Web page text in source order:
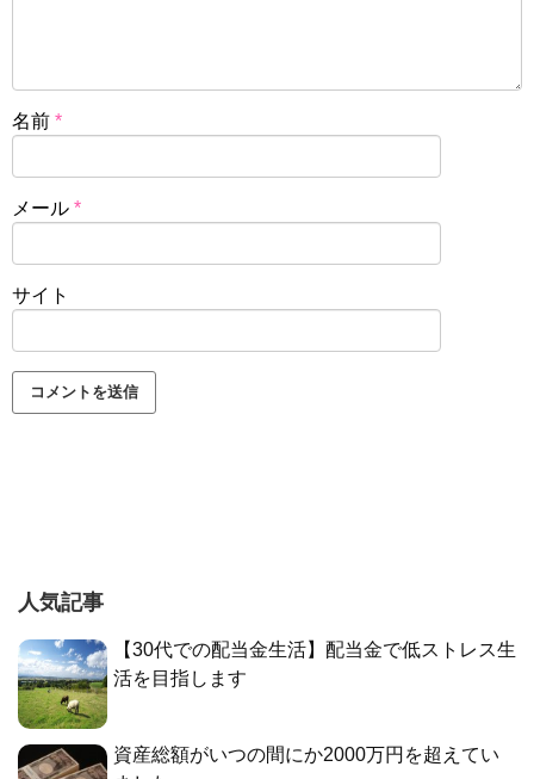
名前 *
メール *
サイト
人気記事
【30代での配当金生活】配当金で低ストレス生
活を目指します
資産総額がいつの間にか2000万円を超えてい